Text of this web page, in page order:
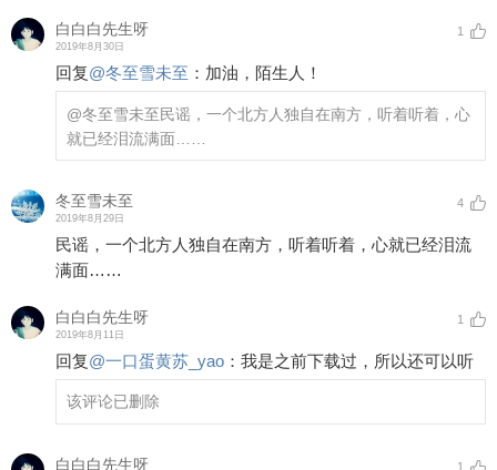
白白白先生呀
2019年8月30日
1
回复@冬至雪未至 ： 加油，陌生人！
@冬至雪未至民谣，一个北方人独自在南方，听着听着，心
就已经泪流满面……
冬至雪未至
2019年8月29日
4
民谣，一个北方人独自在南方，听着听着，心就已经泪流
满面……
白白白先生呀
2019年8月11日
1
回复@一口蛋黄苏_yao ： 我是之前下载过，所以还可以听
该评论已删除
白白白先生呀 1